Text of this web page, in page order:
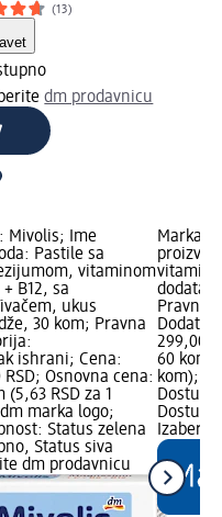
(13)
dm prodavnicu
Mivolis; Ime
Pastile sa
vitaminom
+ B12, sa
ukus
30 kom; Pravna
ishrani; Cena:
RSD; Osnovna cena:
(5,63 RSD za 1
marka logo;
Status zelena
Status siva
dm prodavnicu
Marka:
dodatak
Pravna
299,00
60 kom
kom);